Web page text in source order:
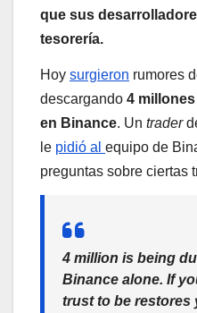
que sus
tesorería.
Hoy surgieron rumores
descargando 4
en Binance. Un trader
le pidió al equipo de
preguntas sobre ciertas
4 million is being
Binance alone. If
trust to be restores